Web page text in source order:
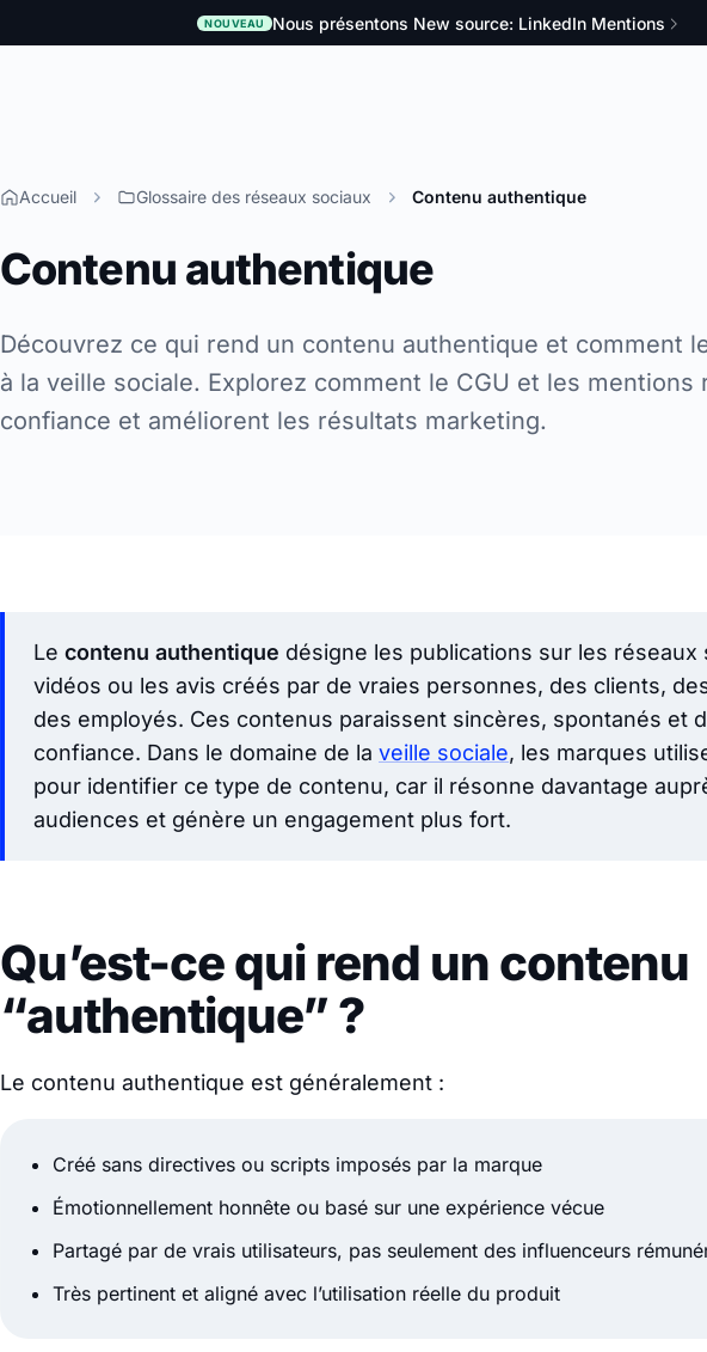
NOUVEAU Nous présentons New source: LinkedIn Mentions
Accueil Glossaire des réseaux sociaux Contenu authentique
Contenu authentique
Découvrez ce qui rend un contenu authentique et comment
à la veille sociale. Explorez comment le CGU et les mentions
confiance et améliorent les résultats marketing.
Le contenu authentique désigne les publications sur les réseaux
vidéos ou les avis créés par de vraies personnes, des clients,
des employés. Ces contenus paraissent sincères, spontanés et
confiance. Dans le domaine de la veille sociale, les marques
pour identifier ce type de contenu, car il résonne davantage
audiences et génère un engagement plus fort.
Qu’est-ce qui rend un contenu
“authentique” ?
Le contenu authentique est généralement :
Créé sans directives ou scripts imposés par la marque
Émotionnellement honnête ou basé sur une expérience vécue
Partagé par de vrais utilisateurs, pas seulement des influenceurs
Très pertinent et aligné avec l’utilisation réelle du produit